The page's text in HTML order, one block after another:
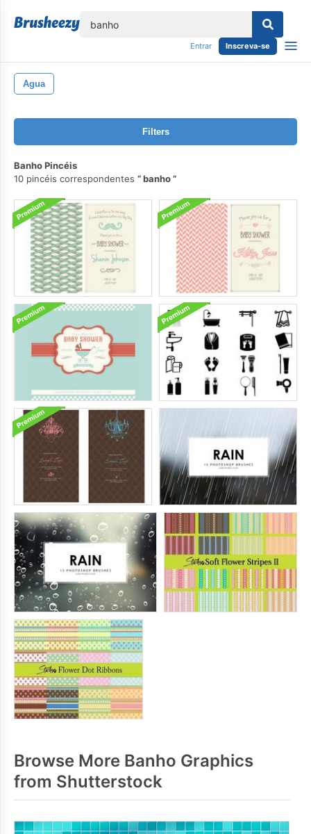
Entrar Inscreva-se
Agua
Filters
Banho Pincéis
10 pincéis correspondentes
banho
Browse More Banho Graphics
from Shutterstock